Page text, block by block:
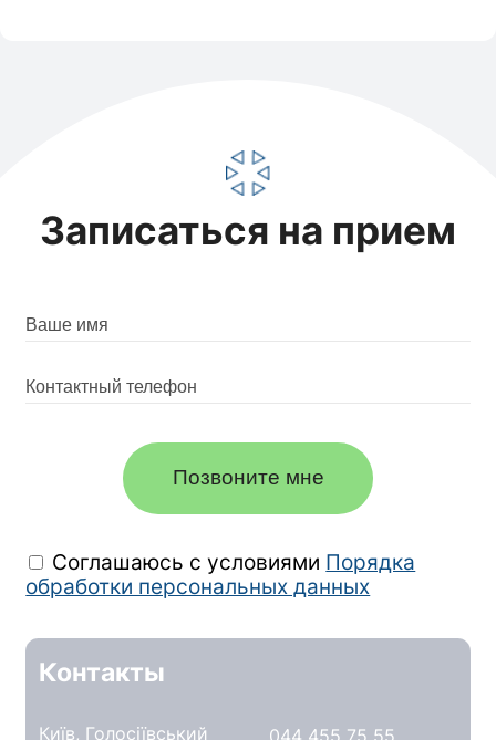
Записаться на прием
Позвоните мне
Соглашаюсь с условиями Порядка
обработки персональных данных
Контакты
Київ, Голосіївський
044 455 75 55